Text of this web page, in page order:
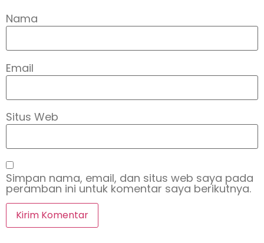
Nama
Email
Situs Web
Simpan nama, email, dan situs web saya pada
peramban ini untuk komentar saya berikutnya.